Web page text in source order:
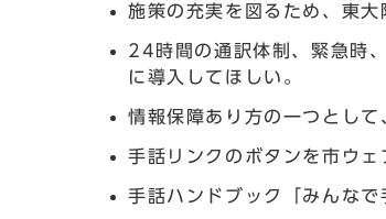
施策の充実を図るため、東
24時間の通訳体制、緊急時
に導入してほしい。
情報保障あり方の一つとし
手話リンクのボタンを市ウェ
手話ハンドブック「みんな